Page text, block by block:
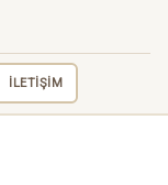
İLETİŞİM